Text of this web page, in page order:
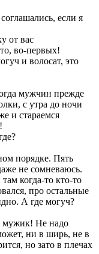
если я
от вас
во-первых!
и волосат, это
мужчин прежде
с утра до ночи
и стараемся
порядке. Пять
не сомневаюсь.
когда-то кто-то
про остальные
А где могуч?
мужик! Не надо
ни в ширь, не в
но зато в плечах